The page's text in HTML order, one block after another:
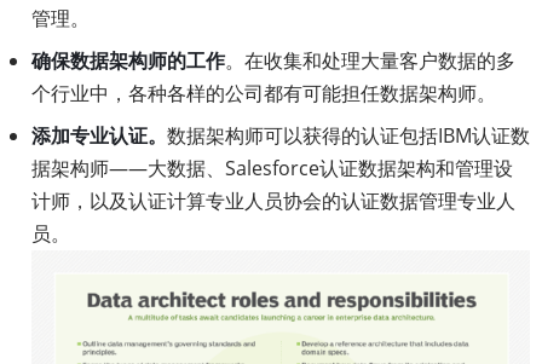
管理。
确保数据架构师的工作。在收集和处理大量客户数据的多
个行业中，各种各样的公司都有可能担任数据架构师。
添加专业认证。 数据架构师可以获得的认证包括IBM认证数
据架构师——大数据、Salesforce认证数据架构和管理设
计师，以及认证计算专业人员协会的认证数据管理专业人
员。